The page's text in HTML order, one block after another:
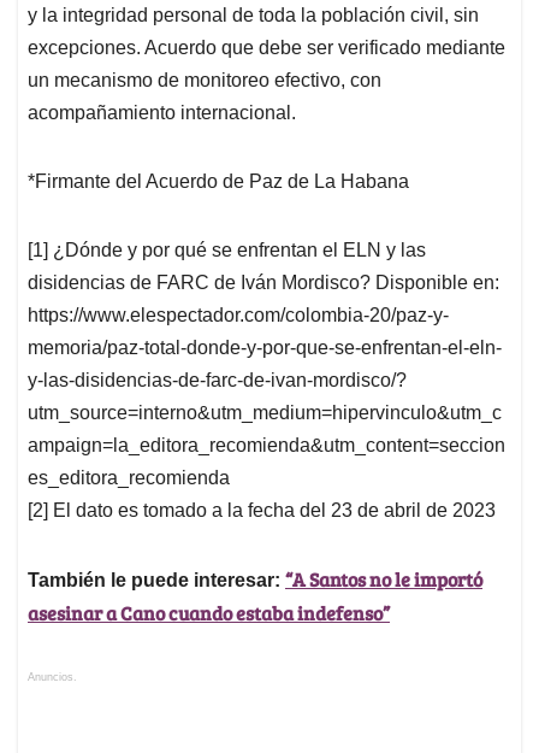
y la integridad personal de toda la población civil, sin
excepciones. Acuerdo que debe ser verificado mediante
un mecanismo de monitoreo efectivo, con
acompañamiento internacional.
*Firmante del Acuerdo de Paz de La Habana
[1] ¿Dónde y por qué se enfrentan el ELN y las
disidencias de FARC de Iván Mordisco? Disponible en:
https://www.elespectador.com/colombia-20/paz-y-
memoria/paz-total-donde-y-por-que-se-enfrentan-el-eln-
y-las-disidencias-de-farc-de-ivan-mordisco/?
utm_source=interno&utm_medium=hipervinculo&utm_c
ampaign=la_editora_recomienda&utm_content=seccion
es_editora_recomienda
[2] El dato es tomado a la fecha del 23 de abril de 2023
También le puede interesar: “A Santos no le importó
asesinar a Cano cuando estaba indefenso”
Anuncios.